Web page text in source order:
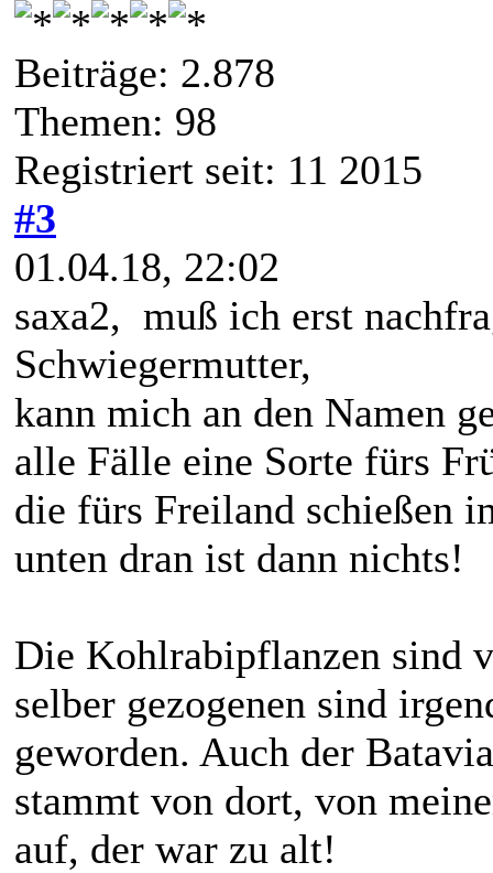
Beiträge: 2.878
Themen: 98
Registriert seit: 11 2015
#3
01.04.18, 22:02
saxa2, muß ich erst
Schwiegermutter,
kann mich an den Namen
alle Fälle eine Sorte fürs
die fürs Freiland schießen
unten dran ist dann nichts!
Die Kohlrabipflanzen sind
selber gezogenen sind
geworden. Auch der
stammt von dort, von
auf, der war zu alt!